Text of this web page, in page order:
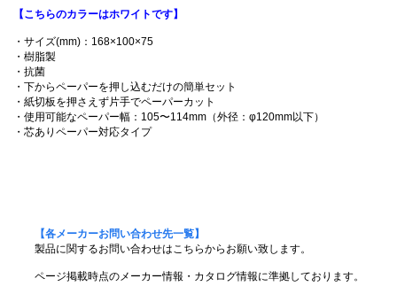
【こちらのカラーはホワイトです】
・サイズ(mm)：168×100×75
・樹脂製
・抗菌
・下からペーパーを押し込むだけの簡単セット
・紙切板を押さえず片手でペーパーカット
・使用可能なペーパー幅：105〜114mm（外径：φ120mm以下）
・芯ありペーパー対応タイプ
【各メーカーお問い合わせ先一覧】
製品に関するお問い合わせはこちらからお願い致します。
ページ掲載時点のメーカー情報・カタログ情報に準拠しております。